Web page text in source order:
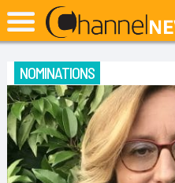
NOMINATIONS